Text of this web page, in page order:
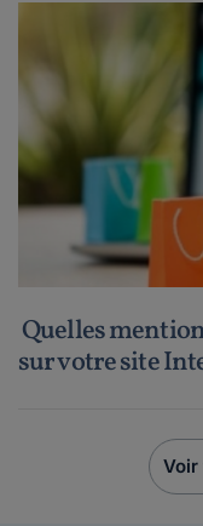
Quelles
sur votre site
Voir